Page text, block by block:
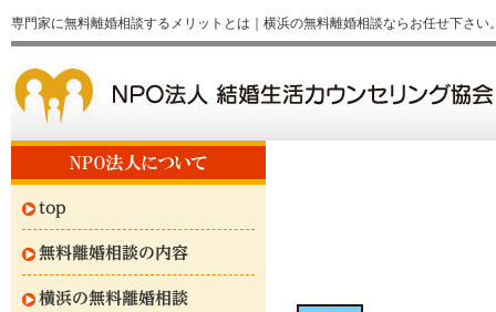
専門家に無料離婚相談するメリットとは｜横浜の無料離婚相談ならお任せ下さい
top
無料離婚相談の内容
横浜の無料離婚相談